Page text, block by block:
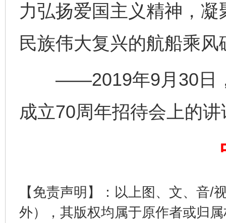
力弘扬爱国主义精神，
民族伟大复兴的航船乘
——2019年9月30日，
成立70周年招待会上的讲
【免责声明】：以上图、文、音/
外），其版权均属于原作者或归
完善运行机制助力责任有效落实